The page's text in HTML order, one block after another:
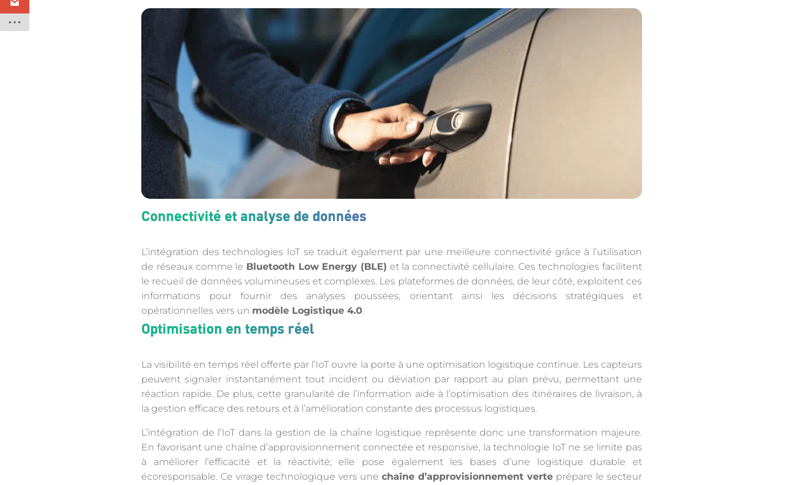
Connectivité et analyse de données
L’intégration des technologies IoT se traduit également par une meilleure connectivité grâce à l’utilisation
de réseaux comme le Bluetooth Low Energy (BLE) et la connectivité cellulaire. Ces technologies facilitent
le recueil de données volumineuses et complexes. Les plateformes de données, de leur côté, exploitent ces
informations pour fournir des analyses poussées, orientant ainsi les décisions stratégiques et
opérationnelles vers un modèle Logistique 4.0.
Optimisation en temps réel
La visibilité en temps réel offerte par l’IoT ouvre la porte à une optimisation logistique continue. Les capteurs
peuvent signaler instantanément tout incident ou déviation par rapport au plan prévu, permettant une
réaction rapide. De plus, cette granularité de l’information aide à l’optimisation des itinéraires de livraison, à
la gestion efficace des retours et à l’amélioration constante des processus logistiques.
L’intégration de l’IoT dans la gestion de la chaîne logistique représente donc une transformation majeure.
En favorisant une chaîne d’approvisionnement connectée et responsive, la technologie IoT ne se limite pas
à améliorer l’efficacité et la réactivité; elle pose également les bases d’une logistique durable et
écoresponsable. Ce virage technologique vers une chaîne d’approvisionnement verteprépare le secteur